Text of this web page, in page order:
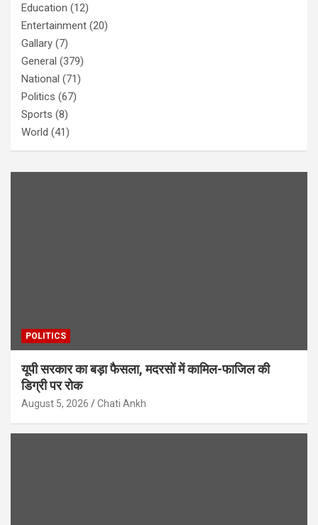
Education (12)
Entertainment (20)
Gallary (7)
General (379)
National (71)
Politics (67)
Sports (8)
World (41)
POLITICS
यूपी सरकार का बड़ा फैसला, मदरसों में कामिल-फाजिल की
डिग्री पर रोक
August 5, 2026 Chati Ankh